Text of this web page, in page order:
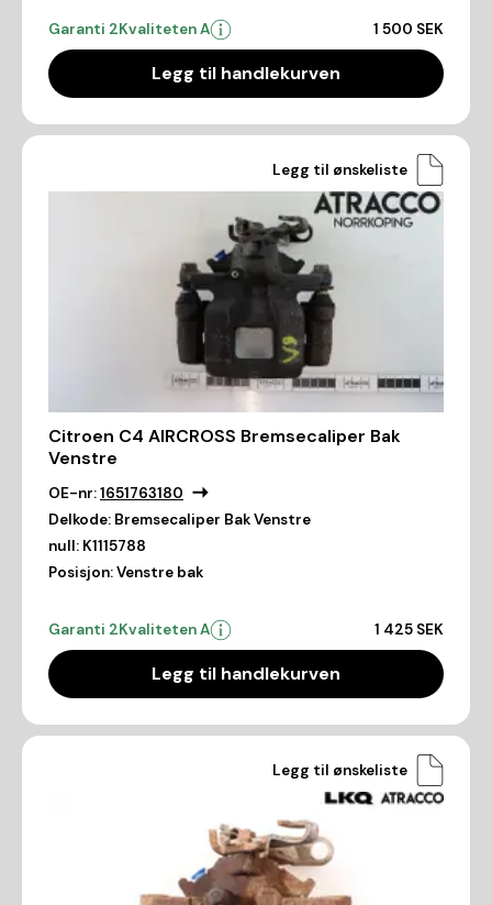
Garanti 2Kvaliteten A 1 500 SEK
Legg til handlekurven
Legg til ønskeliste
Citroen C4 AIRCROSS Bremsecaliper Bak
Venstre
OE-nr:1651763180
Delkode: Bremsecaliper Bak Venstre
null: K1115788
Posisjon:Venstre bak
Garanti 2Kvaliteten A 1 425 SEK
Legg til handlekurven
Legg til ønskeliste